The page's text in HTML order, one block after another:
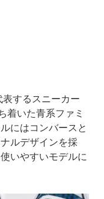
するスニーカー
着いた青系ファミ
にはコンバースと
ルデザインを採
いやすいモデルに